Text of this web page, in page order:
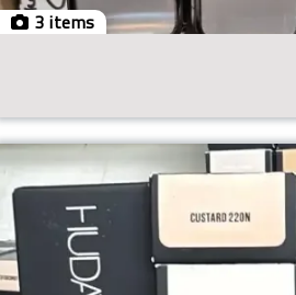
3 items